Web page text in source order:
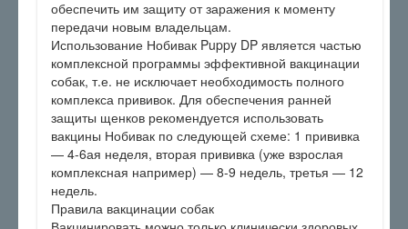
обеспечить им защиту от заражения к моменту
передачи новым владельцам.
Использование Нобивак Puppy DP является частью
комплексной программы эффективной вакцинации
собак, т.е. не исключает необходимость полного
комплекса прививок. Для обеспечения ранней
защиты щенков рекомендуется использовать
вакцины Нобивак по следующей схеме: 1 прививка
— 4-6ая неделя, вторая прививка (уже взрослая
комплексная например) — 8-9 недель, третья — 12
недель.
Правила вакцинации собак